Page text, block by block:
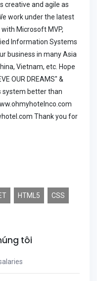
creative and agile as
work under the latest
Microsoft MVP,
Information Systems
business in many Asia
Vietnam, etc. Hope
OUR DREAMS" &
system better than
Thank you for
HTML5 CSS
tôi